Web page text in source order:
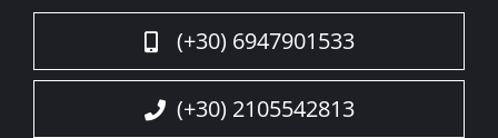
(+30) 6947901533
(+30) 2105542813